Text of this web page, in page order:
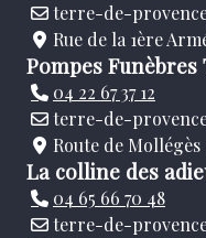
terre-de-
Rue de la 1ère
Pompes
04 22 67 37 12
terre-de-
Route de
La colline des
04 65 66 70 48
terre-de-